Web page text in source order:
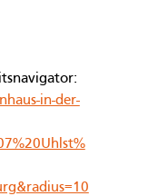
in-der-